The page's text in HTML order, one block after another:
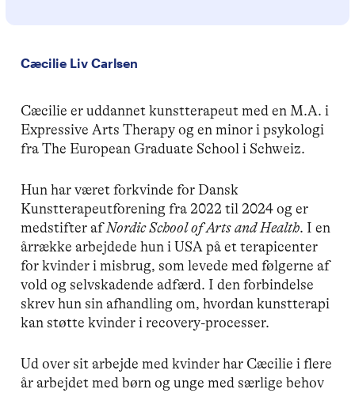
Cæcilie Liv Carlsen
Cæcilie er uddannet kunstterapeut med en M.A. i
Expressive Arts Therapy og en minor i psykologi
fra The European Graduate School i Schweiz.
Hun har været forkvinde for Dansk
Kunstterapeutforening fra 2022 til 2024 og er
medstifter afNordic School of Arts and Health. I en
årrække arbejdede hun i USA på et terapicenter
for kvinder i misbrug, som levede med følgerne af
vold og selvskadende adfærd. I den forbindelse
skrev hun sin afhandling om, hvordan kunstterapi
kan støtte kvinder i recovery-processer.
Ud over sit arbejde med kvinder har Cæcilie i flere
år arbejdet med børn og unge med særlige behov